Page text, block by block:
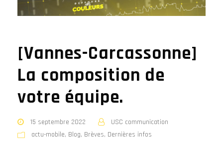
[Vannes-Carcassonne]
La composition de
votre équipe.
15 septembre 2022
USC communication
actu-mobile, Blog, Brèves, Dernières infos